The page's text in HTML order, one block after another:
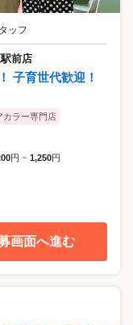
ッフ
前店
子育世代歓迎！
カラー専門店
円 ~ 1,250円
画面へ進む